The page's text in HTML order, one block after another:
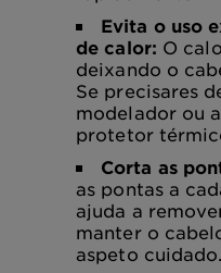
Evita o uso
de calor: O
deixando o
Se precisares
modelador ou
protetor
Corta as
as pontas a
ajuda a
manter o
aspeto cuidado.